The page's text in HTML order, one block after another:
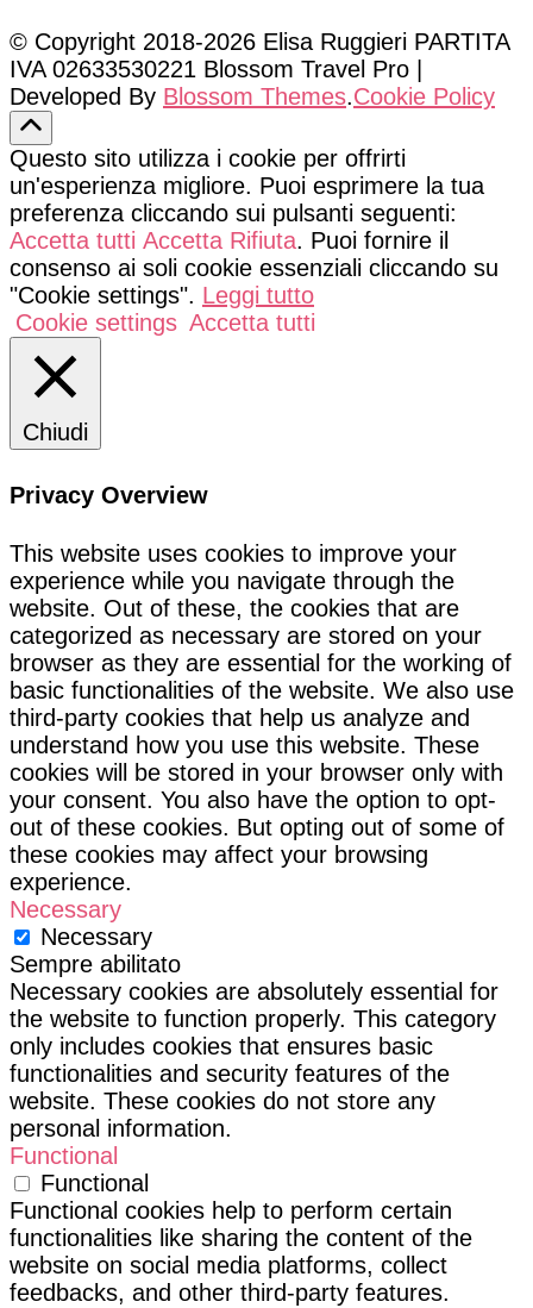
© Copyright 2018-2026 Elisa Ruggieri PARTITA
IVA 02633530221 Blossom Travel Pro |
Developed By Blossom Themes.Cookie Policy
Questo sito utilizza i cookie per offrirti
un'esperienza migliore. Puoi esprimere la tua
preferenza cliccando sui pulsanti seguenti:
Accetta tutti Accetta Rifiuta. Puoi fornire il
consenso ai soli cookie essenziali cliccando su
"Cookie settings". Leggi tutto
Cookie settings Accetta tutti
Chiudi
Privacy Overview
This website uses cookies to improve your
experience while you navigate through the
website. Out of these, the cookies that are
categorized as necessary are stored on your
browser as they are essential for the working of
basic functionalities of the website. We also use
third-party cookies that help us analyze and
understand how you use this website. These
cookies will be stored in your browser only with
your consent. You also have the option to opt-
out of these cookies. But opting out of some of
these cookies may affect your browsing
experience.
Necessary
Necessary
Sempre abilitato
Necessary cookies are absolutely essential for
the website to function properly. This category
only includes cookies that ensures basic
functionalities and security features of the
website. These cookies do not store any
personal information.
Functional
Functional
Functional cookies help to perform certain
functionalities like sharing the content of the
website on social media platforms, collect
feedbacks, and other third-party features.